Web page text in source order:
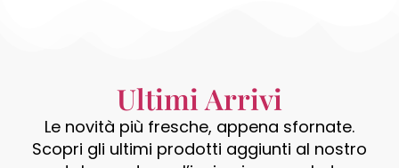
Ultimi Arrivi
Le novità più fresche, appena sfornate.
Scopri gli ultimi prodotti aggiunti al nostro